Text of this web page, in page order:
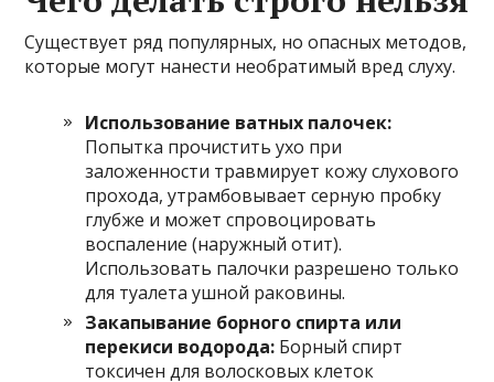
Существует ряд популярных, но опасных методов,
которые могут нанести необратимый вред слуху.
Использование ватных палочек:
Попытка прочистить ухо при
заложенности травмирует кожу слухового
прохода, утрамбовывает серную пробку
глубже и может спровоцировать
воспаление (наружный отит).
Использовать палочки разрешено только
для туалета ушной раковины.
Закапывание борного спирта или
перекиси водорода: Борный спирт
токсичен для волосковых клеток